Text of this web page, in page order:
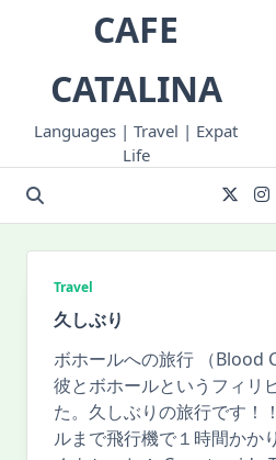
CAFE
CATALINA
Languages | Travel | Expat
Life
Travel
久しぶり
ボホールへの旅行 （Blood
彼とボホールというフィリ
た。久しぶりの旅行です！
ルまで飛行機で１時間かか